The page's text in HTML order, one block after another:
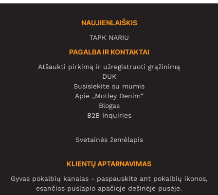
NAUJIENLAIŠKIS
TAPK NARIU
PAGALBA IR KONTAKTAI
Atšaukti pirkimą ir užregistruoti grąžinimą
DUK
Susisiekite su mumis
Apie „Motley Denim“
Blogas
B2B Inquiries
Svetainės žemėlapis
KLIENTŲ APTARNAVIMAS
Gyvas pokalbių kanalas - paspauskite ant pokalbių ikonos,
esančios puslapio apačioje dešinėje pusėje.